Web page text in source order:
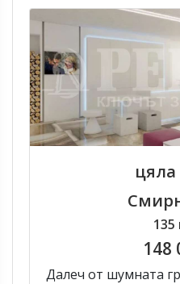
135
148
Далеч от шумната